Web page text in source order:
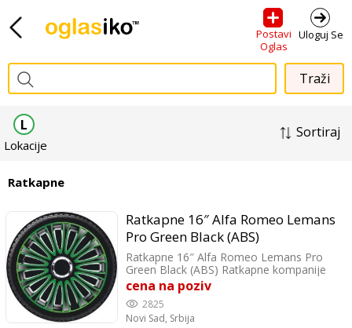
Postavi
Oglas
Uloguj Se
Sortiraj
L
Lokacije
Ratkapne
Ratkapne 16″ Alfa Romeo Lemans
Pro Green Black (ABS)
Ratkapne 16″ Alfa Romeo Lemans Pro
Green Black (ABS) Ratkapne kompanije
Gorecki, koje vozilu daju sportsku liniju.
Ratkapna je vrhunskog kvaliteta,
proizvedena u EU. Ratkapne se veoma
lako montiraju i odgovaraju za sve
cena na poziv
2825
Novi Sad, Srbija